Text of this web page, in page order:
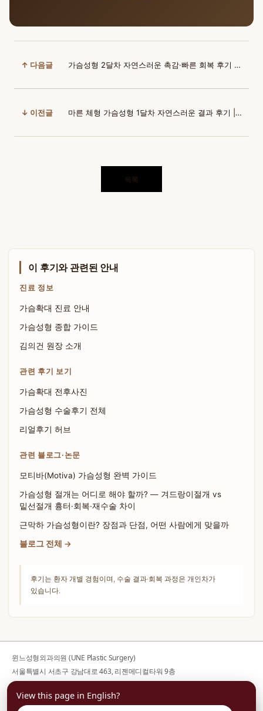
↑ 다음글 가슴성형 2달차 자연스러운 촉감·빠른 회복 후기 | 윈느 김의건 원장님
↓ 이전글 마른 체형 가슴성형 1달차 자연스러운 결과 후기 | 윈느 성형외과 김의건 원장님
목록
이 후기와 관련된 안내
진료 정보
가슴확대 진료 안내
가슴성형 종합 가이드
김의건 원장 소개
관련 후기 보기
가슴확대 전후사진
가슴성형 수술후기 전체
리얼후기 허브
관련 블로그·논문
모티바(Motiva) 가슴성형 완벽 가이드
가슴성형 절개는 어디로 해야 할까? — 겨드랑이절개 vs
밑선절개 흉터·회복·재수술 차이
근막하 가슴성형이란? 장점과 단점, 어떤 사람에게 맞을까
블로그 전체 →
후기는 환자 개별 경험이며, 수술 결과·회복 과정은 개인차가
있습니다.
윈느성형외과의원 (UNE Plastic Surgery)
서울특별시 서초구 강남대로 463, 리젠메디컬타워 9층
사업자등록번호 176-44-00752
대표전화02-599-1888· 대표자 김의건
View this page in English?